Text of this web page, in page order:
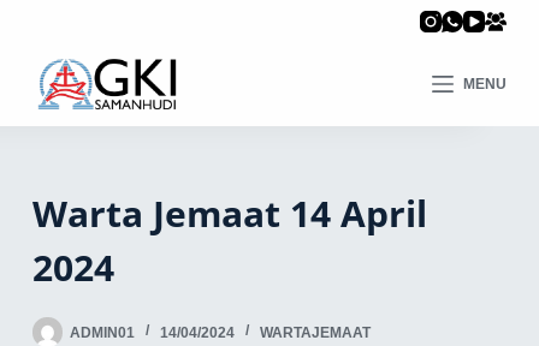
MENU
Warta Jemaat 14 April
2024
ADMIN01 14/04/2024 WARTAJEMAAT